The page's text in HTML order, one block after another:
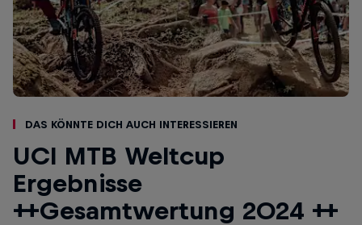
Das könnte dich auch interessieren
UCI MTB Weltcup
Ergebnisse
++Gesamtwertung 2024 ++